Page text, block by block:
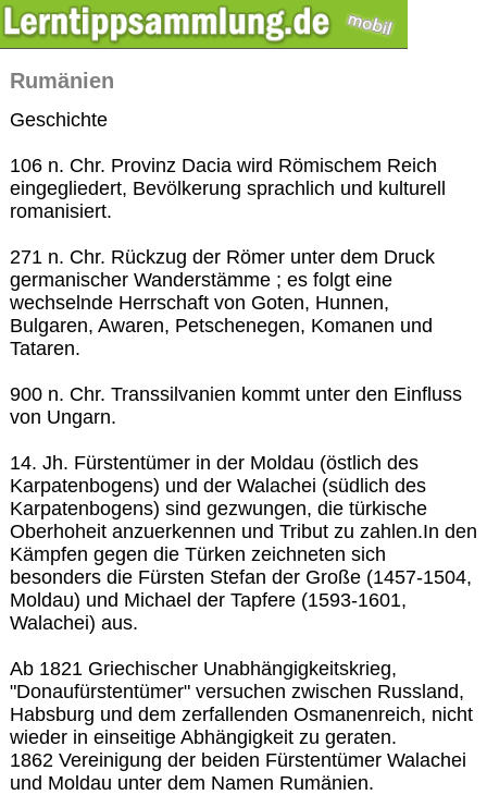
Rumänien
Geschichte
106 n. Chr. Provinz Dacia wird Römischem Reich
eingegliedert, Bevölkerung sprachlich und kulturell
romanisiert.
271 n. Chr. Rückzug der Römer unter dem Druck
germanischer Wanderstämme ; es folgt eine
wechselnde Herrschaft von Goten, Hunnen,
Bulgaren, Awaren, Petschenegen, Komanen und
Tataren.
900 n. Chr. Transsilvanien kommt unter den Einfluss
von Ungarn.
14. Jh. Fürstentümer in der Moldau (östlich des
Karpatenbogens) und der Walachei (südlich des
Karpatenbogens) sind gezwungen, die türkische
Oberhoheit anzuerkennen und Tribut zu zahlen.In den
Kämpfen gegen die Türken zeichneten sich
besonders die Fürsten Stefan der Große (1457-1504,
Moldau) und Michael der Tapfere (1593-1601,
Walachei) aus.
Ab 1821 Griechischer Unabhängigkeitskrieg,
"Donaufürstentümer" versuchen zwischen Russland,
Habsburg und dem zerfallenden Osmanenreich, nicht
wieder in einseitige Abhängigkeit zu geraten.
1862 Vereinigung der beiden Fürstentümer Walachei
und Moldau unter dem Namen Rumänien.